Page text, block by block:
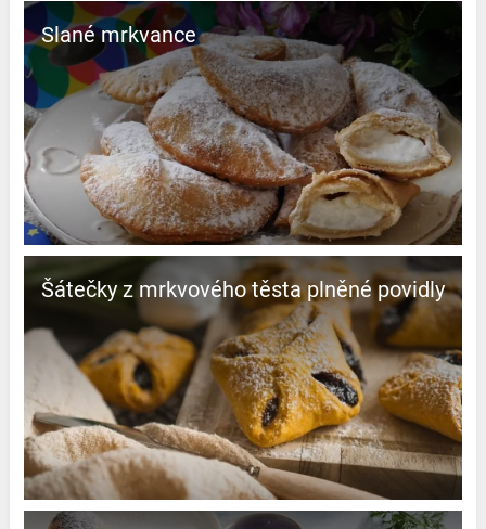
Slané mrkvance
Šátečky z mrkvového těsta plněné povidly